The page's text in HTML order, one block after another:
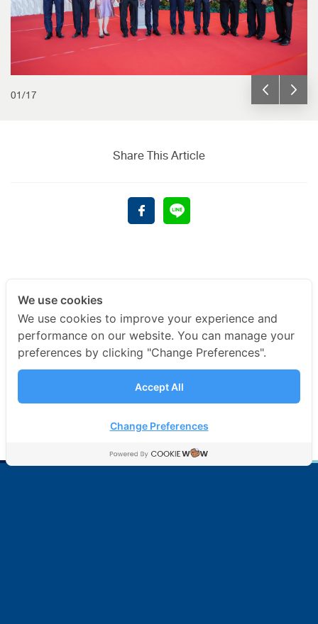
01/17
Share This Article
We use cookies
We use cookies to improve your experience and
performance on our website. You can manage your
preferences by clicking "Change Preferences".
Accept All
Change Preferences